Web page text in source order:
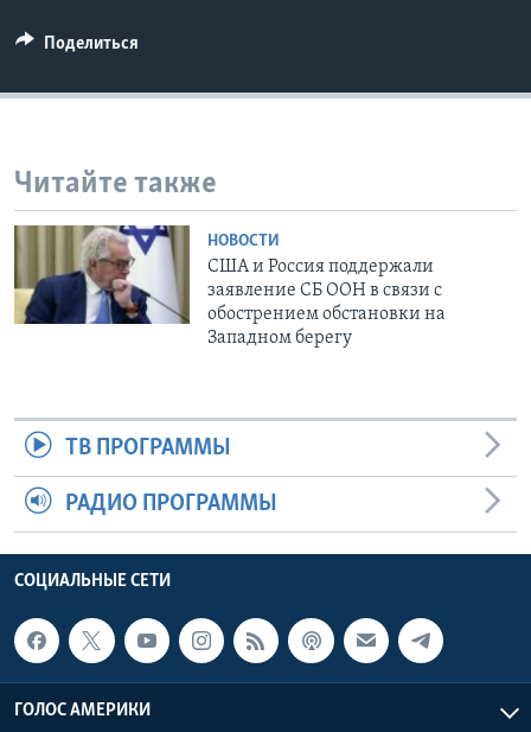
Поделиться
Читайте также
НОВОСТИ
США и Россия поддержали
заявление СБ ООН в связи с
обострением обстановки на
Западном берегу
ТВ ПРОГРАММЫ
РАДИО ПРОГРАММЫ
СОЦИАЛЬНЫЕ СЕТИ
ГОЛОС АМЕРИКИ